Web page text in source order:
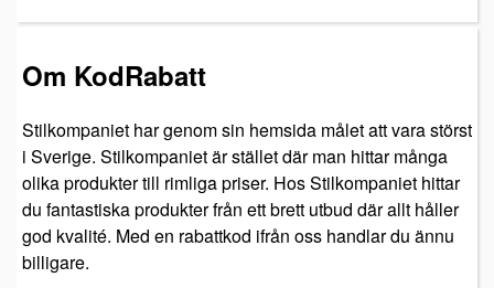
Om KodRabatt
Stilkompaniet har genom sin hemsida målet att vara störst
i Sverige. Stilkompaniet är stället där man hittar många
olika produkter till rimliga priser. Hos Stilkompaniet hittar
du fantastiska produkter från ett brett utbud där allt håller
god kvalité. Med en rabattkod ifrån oss handlar du ännu
billigare.